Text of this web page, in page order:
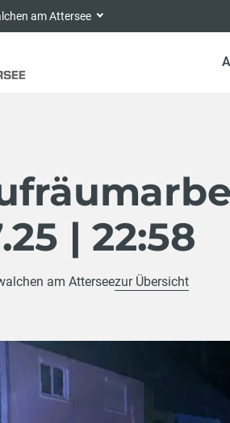
am Attersee
| 22:58
am Atterseezur Übersicht